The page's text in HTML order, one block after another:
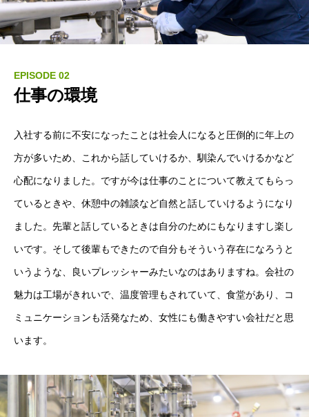
EPISODE 02
仕事の環境
入社する前に不安になったことは社会人になると圧倒的に年上の
方が多いため、これから話していけるか、馴染んでいけるかなど
心配になりました。ですが今は仕事のことについて教えてもらっ
ているときや、休憩中の雑談など自然と話していけるようになり
ました。先輩と話しているときは自分のためにもなりますし楽し
いです。そして後輩もできたので自分もそういう存在になろうと
いうような、良いプレッシャーみたいなのはありますね。会社の
魅力は工場がきれいで、温度管理もされていて、食堂があり、コ
ミュニケーションも活発なため、女性にも働きやすい会社だと思
います。